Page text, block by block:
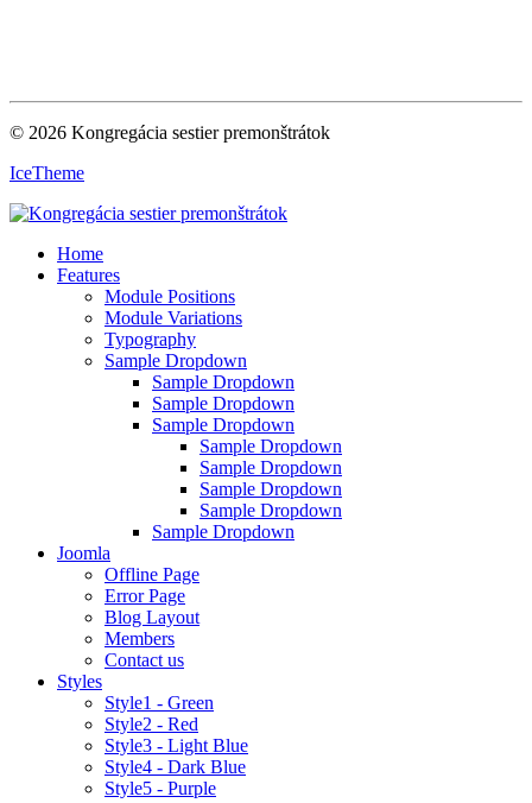
© 2026 Kongregácia sestier premonštrátok
IceTheme
Home
Features
Module Positions
Module Variations
Typography
Sample Dropdown
Sample Dropdown
Sample Dropdown
Sample Dropdown
Sample Dropdown
Sample Dropdown
Sample Dropdown
Sample Dropdown
Sample Dropdown
Joomla
Offline Page
Error Page
Blog Layout
Members
Contact us
Styles
Style1 - Green
Style2 - Red
Style3 - Light Blue
Style4 - Dark Blue
Style5 - Purple